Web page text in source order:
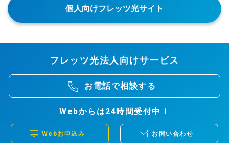
個人向けフレッツ光サイト
フレッツ光法人向けサービス
お電話で相談する
Webからは24時間受付中！
Webお申込み お問い合わせ